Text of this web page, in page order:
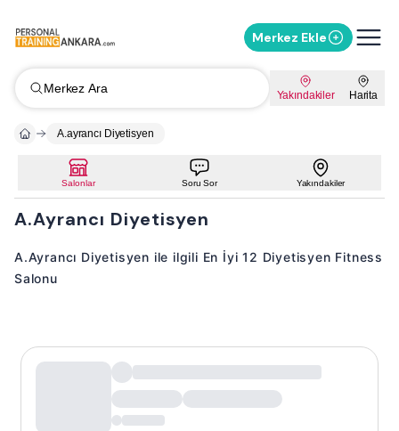
Merkez Ekle
Merkez Ara Yakındakiler Harita
A.ayrancı Diyetisyen
Salonlar Soru Sor Yakındakiler
A.Ayrancı Diyetisyen
A.Ayrancı Diyetisyen ile ilgili En İyi 12 Diyetisyen Fitness
Salonu